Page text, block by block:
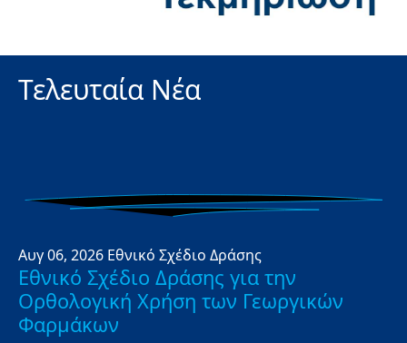
Τελευταία Νέα
Αυγ 06, 2026 Εθνικό Σχέδιο Δράσης
Εθνικό Σχέδιο Δράσης για την
Ορθολογική Χρήση των Γεωργικών
Φαρμάκων